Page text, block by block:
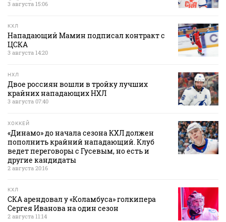
3 августа 15:06
КХЛ
Нападающий Мамин подписал контракт с
ЦСКА
3 августа 14:20
НХЛ
Двое россиян вошли в тройку лучших
крайних нападающих НХЛ
3 августа 07:40
ХОККЕЙ
«Динамо» до начала сезона КХЛ должен
пополнить крайний нападающий. Клуб
ведет переговоры с Гусевым, но есть и
другие кандидаты
2 августа 20:16
КХЛ
СКА арендовал у «Коламбуса» голкипера
Сергея Иванова на один сезон
2 августа 11:14